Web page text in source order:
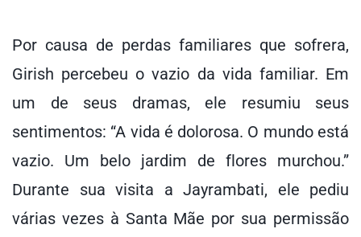
Por causa de perdas familiares que sofrera,
Girish percebeu o vazio da vida familiar. Em
um de seus dramas, ele resumiu seus
sentimentos: “A vida é dolorosa. O mundo está
vazio. Um belo jardim de flores murchou.”
Durante sua visita a Jayrambati, ele pediu
várias vezes à Santa Mãe por sua permissão